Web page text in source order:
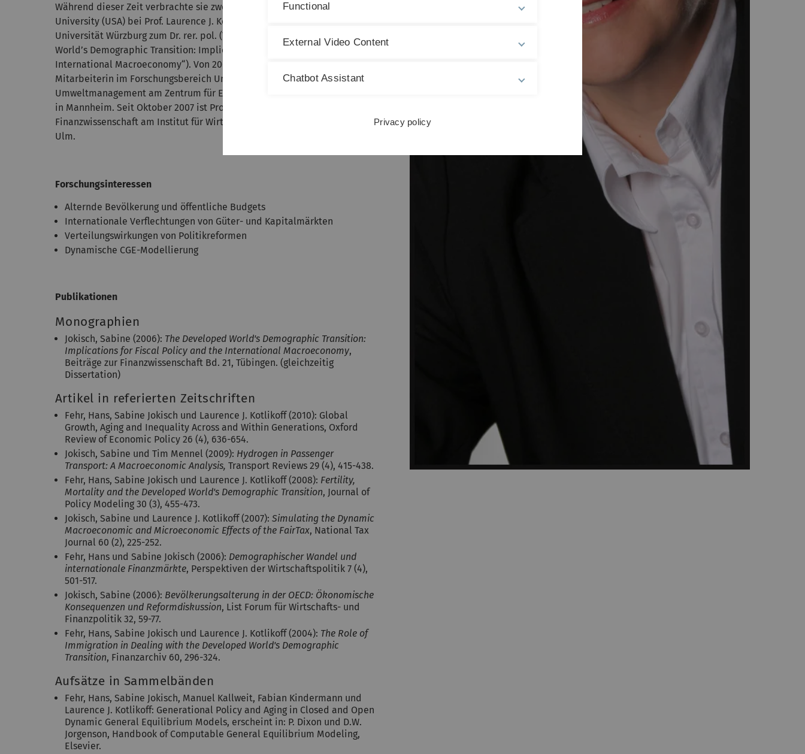
Während dieser Zeit verbrachte sie zwei Forschungsaufenthalte an der Boston
University (USA) bei Prof. Laurence J. Kotlikoff. Sie promovierte 2005 an der
Universität Würzburg zum Dr. rer. pol. (Titel der Dissertation: „The Developed
World’s Demographic Transition: Implications for Fiscal Policy and the
International Macroeconomy“). Von 2005 bis 2007 war sie wissenschaftliche
Mitarbeiterin im Forschungsbereich Umwelt- und Ressourcenökonomik,
Umweltmanagement am Zentrum für Europäische Wirtschaftsforschung (ZEW)
in Mannheim. Seit Oktober 2007 ist Prof. Jokisch Juniorprofessorin für
Finanzwissenschaft am Institut für Wirtschaftswissenschaften der Universität
Ulm.
Forschungsinteressen
Alternde Bevölkerung und öffentliche Budgets
Internationale Verflechtungen von Güter- und Kapitalmärkten
Verteilungswirkungen von Politikreformen
Dynamische CGE-Modellierung
Publikationen
Monographien
Jokisch, Sabine (2006): The Developed World's Demographic Transition:
Implications for Fiscal Policy and the International Macroeconomy,
Beiträge zur Finanzwissenschaft Bd. 21, Tübingen. (gleichzeitig
Dissertation)
Artikel in referierten Zeitschriften
Fehr, Hans, Sabine Jokisch und Laurence J. Kotlikoff (2010): Global
Growth, Aging and Inequality Across and Within Generations, Oxford
Review of Economic Policy 26 (4), 636-654.
Jokisch, Sabine und Tim Mennel (2009): Hydrogen in Passenger
Transport: A Macroeconomic Analysis, Transport Reviews 29 (4), 415-438.
Fehr, Hans, Sabine Jokisch und Laurence J. Kotlikoff (2008): Fertility,
Mortality and the Developed World's Demographic Transition, Journal of
Policy Modeling 30 (3), 455-473.
Jokisch, Sabine und Laurence J. Kotlikoff (2007): Simulating the Dynamic
Macroeconomic and Microeconomic Effects of the FairTax, National Tax
Journal 60 (2), 225-252.
Fehr, Hans und Sabine Jokisch (2006): Demographischer Wandel und
internationale Finanzmärkte, Perspektiven der Wirtschaftspolitik 7 (4),
501-517.
Jokisch, Sabine (2006): Bevölkerungsalterung in der OECD: Ökonomische
Konsequenzen und Reformdiskussion, List Forum für Wirtschafts- und
Finanzpolitik 32, 59-77.
Fehr, Hans, Sabine Jokisch und Laurence J. Kotlikoff (2004): The Role of
Immigration in Dealing with the Developed World's Demographic
Transition, Finanzarchiv 60, 296-324.
Aufsätze in Sammelbänden
Fehr, Hans, Sabine Jokisch, Manuel Kallweit, Fabian Kindermann und
Laurence J. Kotlikoff: Generational Policy and Aging in Closed and Open
Dynamic General Equilibrium Models, erscheint in: P. Dixon und D.W.
Jorgenson, Handbook of Computable General Equilibrium Modeling,
Elsevier.
Functional
External Video Content
Chatbot Assistant
Privacy policy